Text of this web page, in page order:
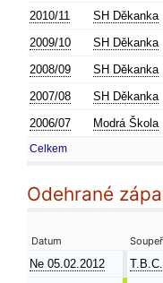
2010/11
SH Děkanka
2009/10
SH Děkanka
2008/09
SH Děkanka
2007/08
SH Děkanka
2006/07
Modrá Škola
Celkem
Odehrané
Datum Soupeř
Ne 05.02.2012